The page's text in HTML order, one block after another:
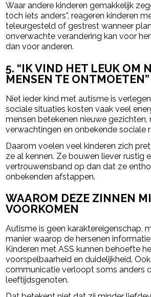
Waar andere kinderen gemakkelijk
toch iets anders”, reageren kinderen
teleurgesteld of gestrest wanneer
onverwachte verandering kan voor
dan voor anderen.
5. “IK VIND HET LEUK OM
MENSEN TE ONTMOETEN”
Niet ieder kind met autisme is
sociale situaties kosten vaak veel
mensen betekenen nieuwe gezichten,
verwachtingen en onbekende sociale
Daarom voelen veel kinderen zich
ze al kennen. Ze bouwen liever rustig
vertrouwensband op dan dat ze
onbekenden afstappen.
WAAROM DEZE ZINNEN
VOORKOMEN
Autisme is geen karaktereigenschap,
manier waarop de hersenen
Kinderen met ASS kunnen behoefte
voorspelbaarheid en duidelijkheid.
communicatie verloopt soms anders
leeftijdsgenoten.